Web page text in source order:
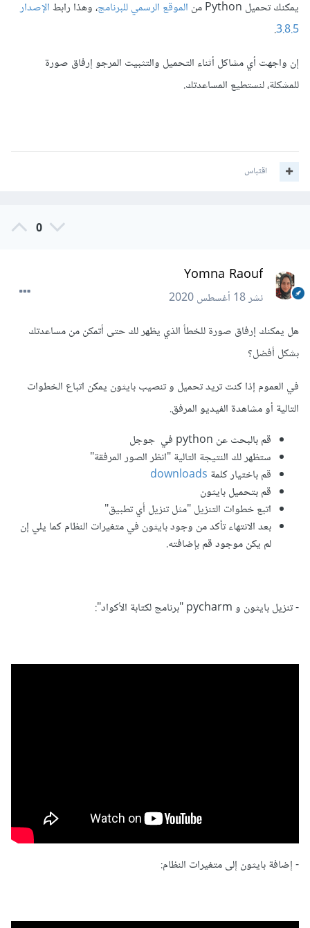
يمكنك تحميل Python من
الموقع الرسمي للبرنامج، وهذا رابطالإصدار
3.8.5
.
إن واجهت أي مشاكل أثناء التحميل والتثبيت المرجو إرفاق صورة
للمشكلة، لنستطيع المساعدتك.
اقتباس
0
Yomna Raouf
نشر18 أغسطس 2020
هل يمكنك إرفاق صورة للخطأ الذي يظهر لك حتى أتمكن من مساعدتك
بشكل أفضل؟
في العموم إذا كنت تريد تحميل و تنصيب بايثون يمكن اتباع الخطوات
التالية أو مشاهدة الفيديو المرفق.
قم بالبحث عن python في جوجل
ستظهر لك النتيجة التالية "انظر الصور المرفقة"
قم باختيار كلمة downloads
قم بتحميل بايثون
اتبع خطوات التنزيل "مثل تنزيل أي تطبيق"
بعد الانتهاء تأكد من وجود بايثون في متغيرات النظام كما يلي إن
لم يكن موجود قم بإضافته.
- تنزيل بايثون و pycharm "برنامج لكتابة الأكواد":
- إضافة بايثون إلى متغيرات النظام: